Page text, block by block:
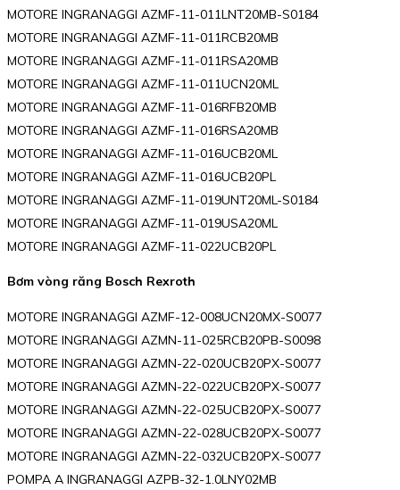
MOTORE INGRANAGGI AZMF-11-011LNT20MB-S0184
MOTORE INGRANAGGI AZMF-11-011RCB20MB
MOTORE INGRANAGGI AZMF-11-011RSA20MB
MOTORE INGRANAGGI AZMF-11-011UCN20ML
MOTORE INGRANAGGI AZMF-11-016RFB20MB
MOTORE INGRANAGGI AZMF-11-016RSA20MB
MOTORE INGRANAGGI AZMF-11-016UCB20ML
MOTORE INGRANAGGI AZMF-11-016UCB20PL
MOTORE INGRANAGGI AZMF-11-019UNT20ML-S0184
MOTORE INGRANAGGI AZMF-11-019USA20ML
MOTORE INGRANAGGI AZMF-11-022UCB20PL
Bơm vòng răng Bosch Rexroth
MOTORE INGRANAGGI AZMF-12-008UCN20MX-S0077
MOTORE INGRANAGGI AZMN-11-025RCB20PB-S0098
MOTORE INGRANAGGI AZMN-22-020UCB20PX-S0077
MOTORE INGRANAGGI AZMN-22-022UCB20PX-S0077
MOTORE INGRANAGGI AZMN-22-025UCB20PX-S0077
MOTORE INGRANAGGI AZMN-22-028UCB20PX-S0077
MOTORE INGRANAGGI AZMN-22-032UCB20PX-S0077
POMPA A INGRANAGGI AZPB-32-1.0LNY02MB